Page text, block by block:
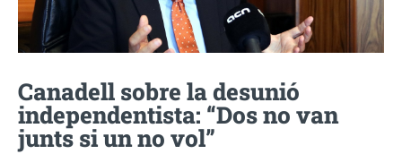
Canadell sobre la desunió
independentista: “Dos no van
junts si un no vol”